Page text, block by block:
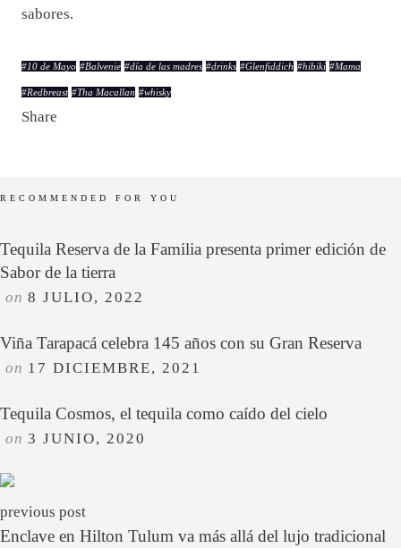
sabores.
#10 de Mayo #Balvenie #día de las madres #drinks #Glenfiddich #hibiki #Mama
#Redbreast #Tha Macallan #whisky
Share
RECOMMENDED FOR YOU
Tequila Reserva de la Familia presenta primer edición de
Sabor de la tierra
on 8 JULIO, 2022
Viña Tarapacá celebra 145 años con su Gran Reserva
on 17 DICIEMBRE, 2021
Tequila Cosmos, el tequila como caído del cielo
on 3 JUNIO, 2020
previous post
Enclave en Hilton Tulum va más allá del lujo tradicional